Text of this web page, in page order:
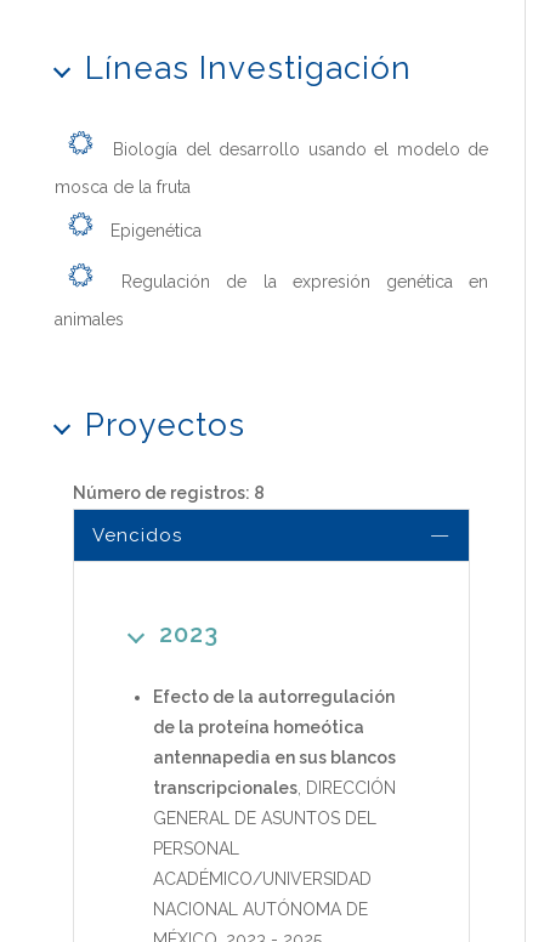
Líneas Investigación
Biología del desarrollo usando el modelo de
mosca de la fruta
Epigenética
Regulación de la expresión genética en
animales
Proyectos
Número de registros: 8
Vencidos
2023
Efecto de la autorregulación
de la proteína homeótica
antennapedia en sus blancos
transcripcionales, DIRECCIÓN
GENERAL DE ASUNTOS DEL
PERSONAL
ACADÉMICO/UNIVERSIDAD
NACIONAL AUTÓNOMA DE